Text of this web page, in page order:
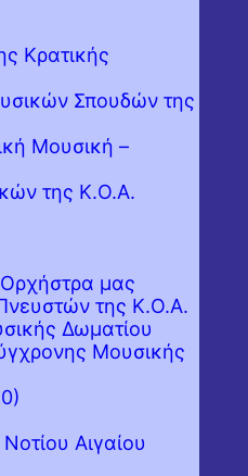
Κρατικής
Σπουδών της
Μουσική –
της Κ.Ο.Α.
μας
της Κ.Ο.Α.
Δωματίου
Μουσικής
Αιγαίου